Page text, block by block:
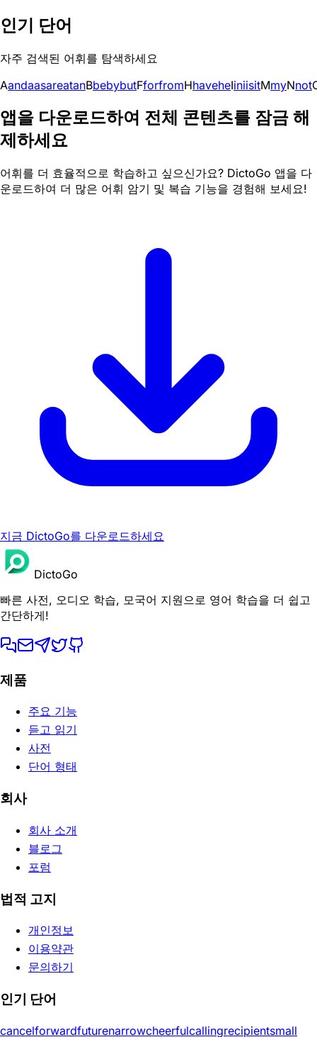
인기 단어
자주 검색된 어휘를 탐색하세요
AandaasareatanBbebybutFforfromHhaveheIiniisitMmyNnot
앱을 다운로드하여 전체 콘텐츠를 잠금 해
제하세요
어휘를 더 효율적으로 학습하고 싶으신가요? DictoGo 앱을 다
운로드하여 더 많은 어휘 암기 및 복습 기능을 경험해 보세요!
지금 DictoGo를 다운로드하세요
DictoGo
빠른 사전, 오디오 학습, 모국어 지원으로 영어 학습을 더 쉽고
간단하게!
제품
주요 기능
듣고 읽기
사전
단어 형태
회사
회사 소개
블로그
포럼
법적 고지
개인정보
이용약관
문의하기
인기 단어
cancelforwardfuturenarrowcheerfulcallingrecipientsmall